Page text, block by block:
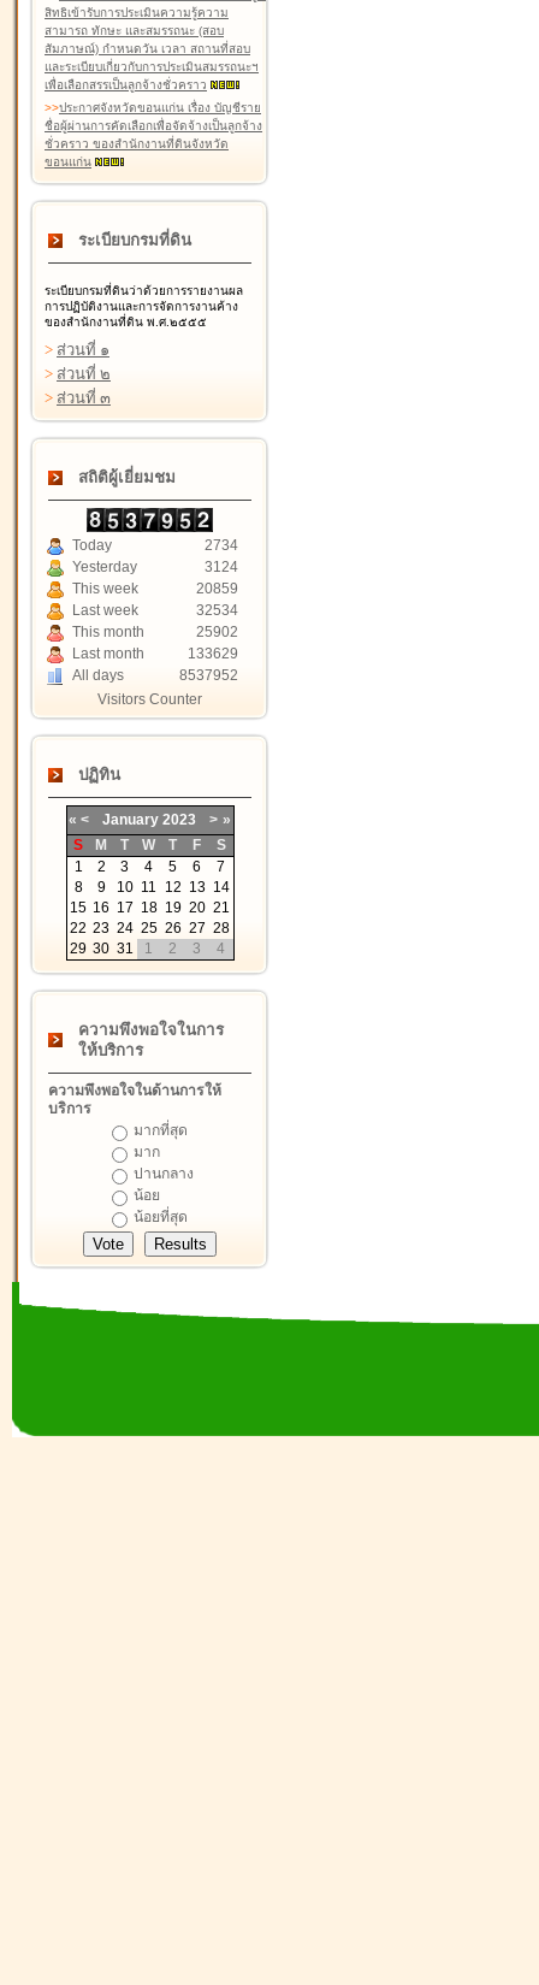
สิทธิเข้ารับการประเมินความรู้ความ
สามารถ ทักษะ และสมรรถนะ (สอบ
สัมภาษณ์) กำหนดวัน เวลา สถานที่สอบ
และระเบียบเกี่ยวกับการประเมินสมรรถนะฯ
เพื่อเลือกสรรเป็นลูกจ้างชั่วคราว
>>ประกาศจังหวัดขอนแก่น เรื่อง บัญชีราย
ชื่อผู้ผ่านการคัดเลือกเพื่อจัดจ้างเป็นลูกจ้าง
ชั่วคราว ของสำนักงานที่ดินจังหวัด
ขอนแก่น
ระเบียบกรมที่ดิน
ระเบียบกรมที่ดินว่าด้วยการรายงานผล
การปฏิบัติงานและการจัดการงานค้าง
ของสำนักงานที่ดิน พ.ศ.๒๕๕๕
> ส่วนที่ ๑
> ส่วนที่ ๒
> ส่วนที่ ๓
สถิติผู้เยี่ยมชม
Today
2734
Yesterday
3124
This week
20859
Last week
32534
This month
25902
Last month
133629
All days
8537952
Visitors Counter
ปฏิทิน
« < January 2023 > »
S
M T W T F
S
1
2 3 4 5 6
7
8
9 10 11 12 13 14
15 16 17 18 19 20 21
22 23 24 25 26 27 28
29 30 31 1 2 3 4
ความพึงพอใจในการ
ให้บริการ
ความพึงพอใจในด้านการให้
บริการ
มากที่สุด
มาก
ปานกลาง
น้อย
น้อยที่สุด